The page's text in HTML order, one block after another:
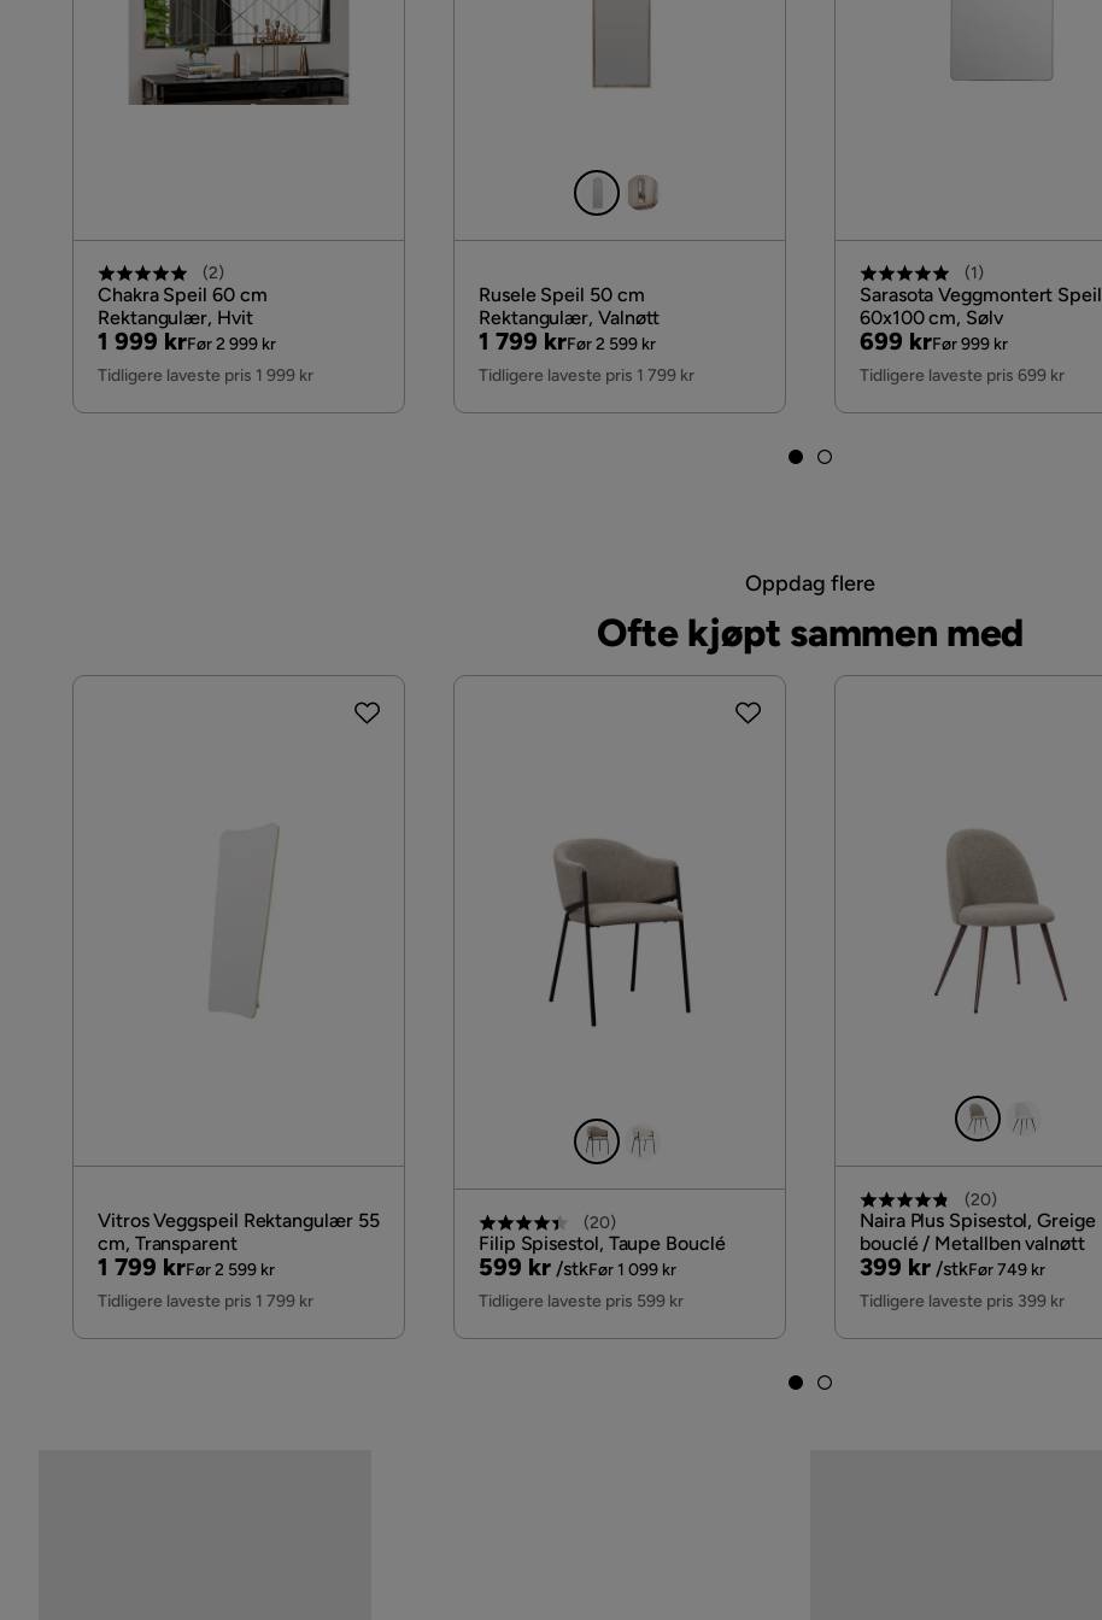
(2)
Chakra Speil 60 cm
Rektangulær, Hvit
Pris
1 999 kr
Original
Pris
Før 2 999 kr
Tidligere laveste pris 1 999 kr
Rusele Speil 50 cm
Rektangulær, Valnøtt
Pris
1 799 kr
Original
Pris
Før 2 599 kr
Tidligere laveste pris 1 799 kr
(1)
Sarasota Veggmontert Speil
60x100 cm, Sølv
Pris
699 kr
Original
Pris
Før 999 kr
Tidligere laveste pris 699 kr
Oppdag flere
Ofte kjøpt sammen med
Vitros Veggspeil Rektangulær 55
cm, Transparent
Pris
1 799 kr
Original
Pris
Før 2 599 kr
Tidligere laveste pris 1 799 kr
(20)
Filip Spisestol, Taupe Bouclé
Pris
599 kr /stk
Original
Pris
Før 1 099 kr
Tidligere laveste pris 599 kr
(20)
Naira Plus Spisestol, Greige
bouclé / Metallben valnøtt
Pris
399 kr /stk
Original
Pris
Før 749 kr
Tidligere laveste pris 399 kr